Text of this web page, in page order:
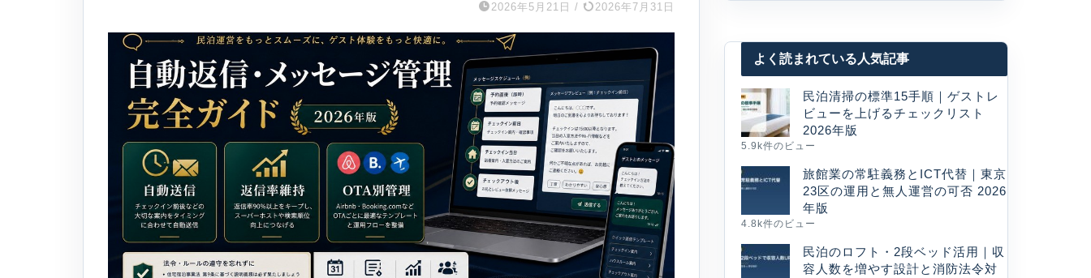
2026年5月21日 / 2026年7月31日
よく読まれている人気記事
民泊清掃の標準15手順｜ゲストレ
ビューを上げるチェックリスト
2026年版
5.9k件のビュー
旅館業の常駐義務とICT代替｜東京
23区の運用と無人運営の可否 2026
年版
4.8k件のビュー
民泊のロフト・2段ベッド活用｜収
容人数を増やす設計と消防法令対